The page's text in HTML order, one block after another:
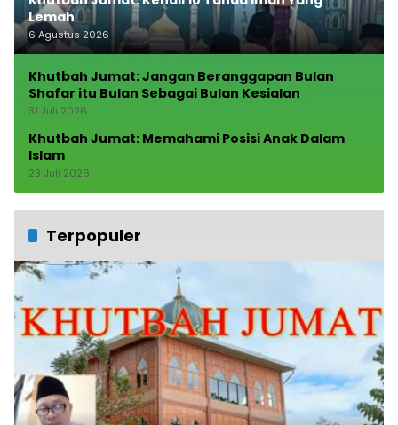
Lemah
6 Agustus 2026
Khutbah Jumat: Jangan Beranggapan Bulan
Shafar itu Bulan Sebagai Bulan Kesialan
31 Juli 2026
Khutbah Jumat: Memahami Posisi Anak Dalam
Islam
23 Juli 2026
Terpopuler